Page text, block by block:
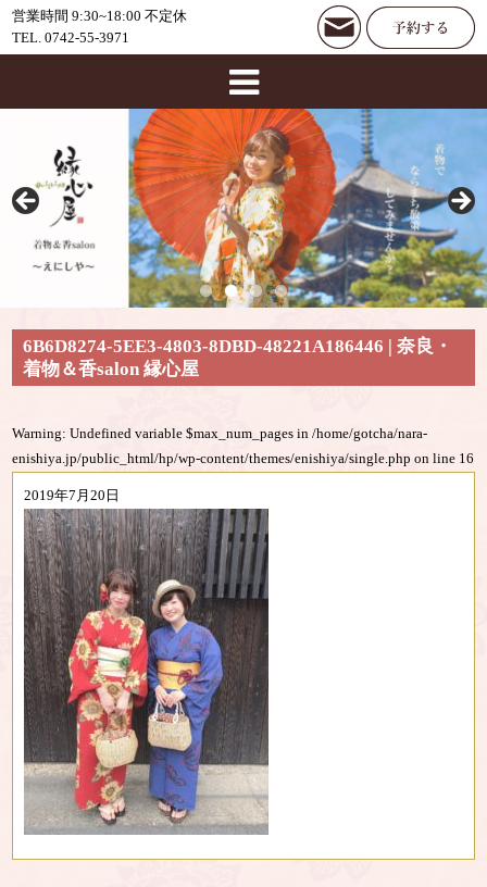
営業時間 9:30~18:00 不定休
TEL. 0742-55-3971
6B6D8274-5EE3-4803-8DBD-48221A186446 | 奈良・
着物＆香salon 縁心屋
Warning: Undefined variable $max_num_pages in/home/gotcha/nara-
enishiya.jp/public_html/hp/wp-content/themes/enishiya/single.php on line 16
2019年7月20日